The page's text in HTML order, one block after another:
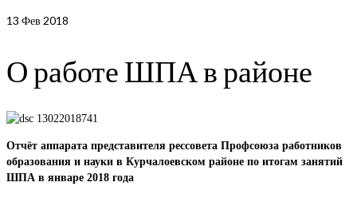
13 Фев 2018
О работе ШПА в районе
Отчёт аппарата представителя рессовета Профсоюза работников
образования и науки в Курчалоевском районе по итогам занятий
ШПА в январе 2018 года